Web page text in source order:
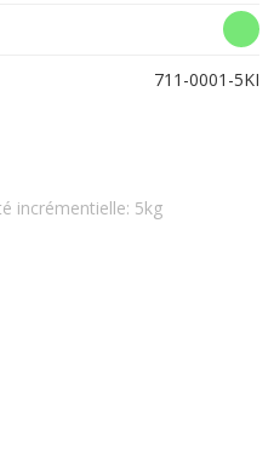
711-0001-5KI
incrémentielle: 5kg